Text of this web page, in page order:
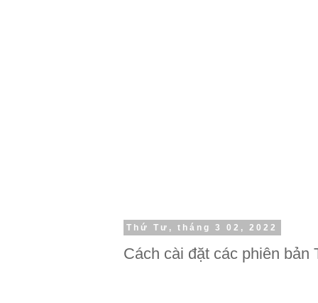
Thứ Tư, tháng 3 02, 2022
Cách cài đặt các phiên bản